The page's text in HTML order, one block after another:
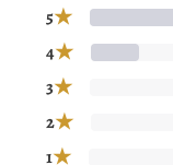
5★
4★
3★
2★
1★